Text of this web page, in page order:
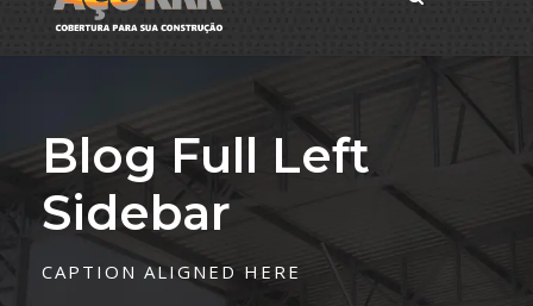
Blog Full Left
Sidebar
CAPTION ALIGNED HERE